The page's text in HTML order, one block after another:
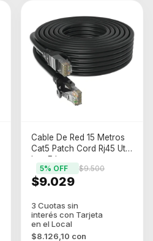
Cable De Red 15 Metros
Cat5 Patch Cord Rj45 Utp
Lan Ethernet
$9.029
$9.500
5% OFF
$8.126,10 con